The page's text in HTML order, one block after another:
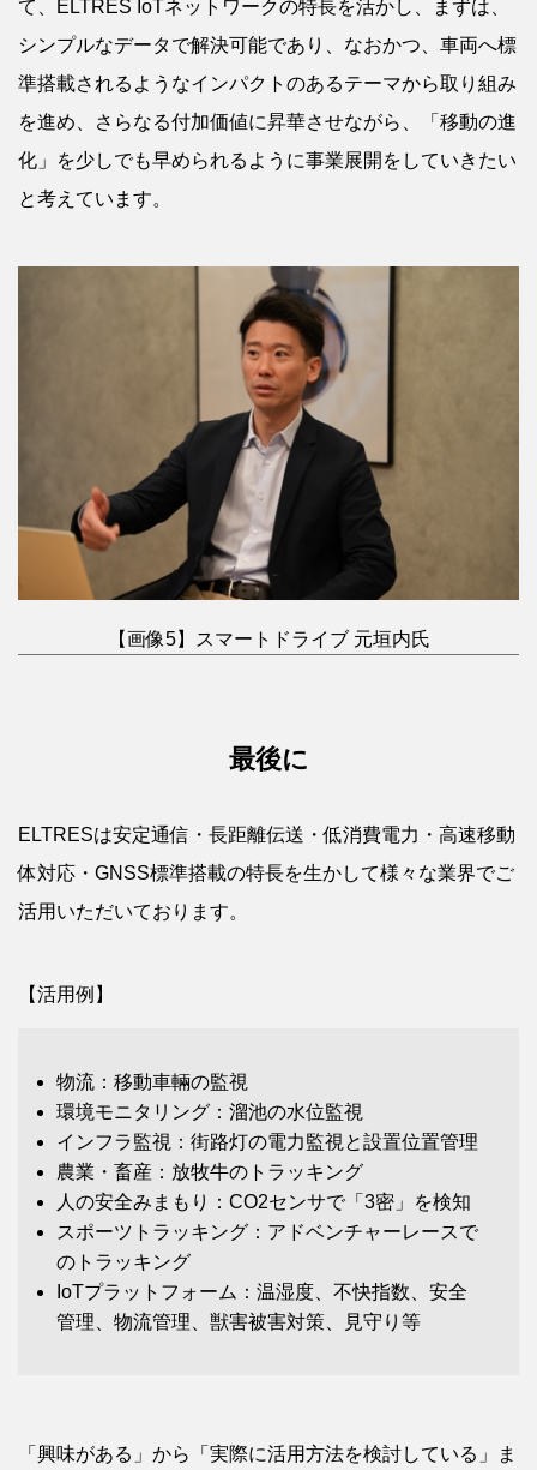
て、ELTRES IoTネットワークの特長を活かし、まずは、
シンプルなデータで解決可能であり、なおかつ、車両へ標
準搭載されるようなインパクトのあるテーマから取り組み
を進め、さらなる付加価値に昇華させながら、「移動の進
化」を少しでも早められるように事業展開をしていきたい
と考えています。
【画像5】スマートドライブ 元垣内氏
最後に
ELTRESは安定通信・長距離伝送・低消費電力・高速移動
体対応・GNSS標準搭載の特長を生かして様々な業界でご
活用いただいております。
【活用例】
物流：移動車輛の監視
環境モニタリング：溜池の水位監視
インフラ監視：街路灯の電力監視と設置位置管理
農業・畜産：放牧牛のトラッキング
人の安全みまもり：CO2センサで「3密」を検知
スポーツトラッキング：アドベンチャーレースで
のトラッキング
IoTプラットフォーム：温湿度、不快指数、安全
管理、物流管理、獣害被害対策、見守り等
「興味がある」から「実際に活用方法を検討している」ま